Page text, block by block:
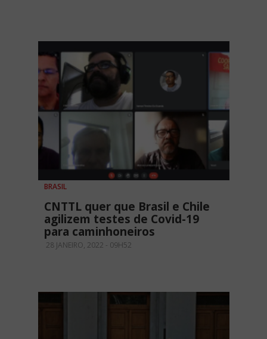
BRASIL
CNTTL quer que Brasil e Chile
agilizem testes de Covid-19
para caminhoneiros
28 JANEIRO, 2022 - 09H52